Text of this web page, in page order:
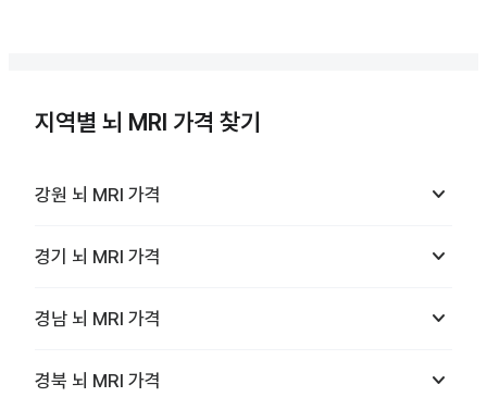
지역별 뇌 MRI 가격 찾기
강원 뇌 MRI 가격 keyboard_arrow_down
경기 뇌 MRI 가격 keyboard_arrow_down
경남 뇌 MRI 가격 keyboard_arrow_down
경북 뇌 MRI 가격 keyboard_arrow_down